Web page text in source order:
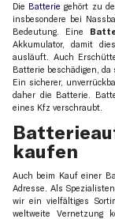
Die Batterie gehört zu
insbesondere bei
Bedeutung. Eine
Akkumulator, damit
ausläuft. Auch
Batterie beschädigen,
Ein sicherer,
daher die Batterie.
eines Kfz verschraubt.
kaufen
Auch beim Kauf einer
Adresse. Als
wir ein vielfältiges
weltweite Vernetzung